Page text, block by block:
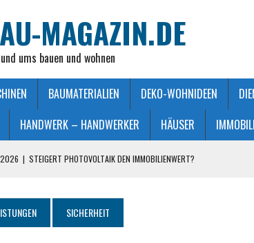
MAGAZIN.DE
ums bauen und wohnen
BAUMATERIALIEN DEKO-WOHNIDEEN
HANDWERK – HANDWERKER HÄUSER
| STEIGERT PHOTOVOLTAIK DEN IMMOBILIENWERT?
DOPPELBETT: MASSE, VORTEILE UND KAUFBERATUNG
SICHERHEIT